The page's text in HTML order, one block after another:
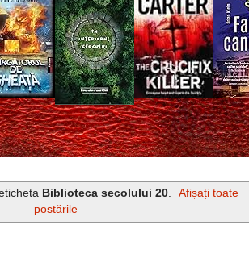
Biblioteca secolului 20.
Afișați toate
postările